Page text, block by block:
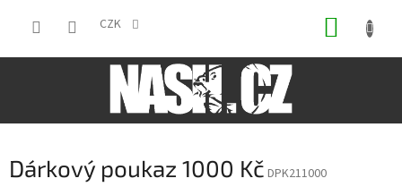
CZK
Dárkový poukaz 1000 Kč DPK211000